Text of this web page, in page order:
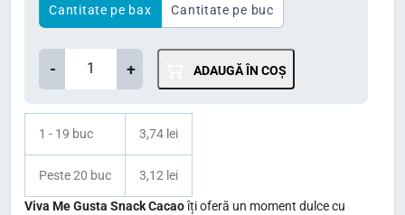
ț
n
ț
i
ț
c
u
e
n
Cantitate pe bax Cantitate pe buc
-
t
i
t
a
+ ADAUGĂ ÎN COȘ
1 - 19 buc 3,74 lei
Peste 20 buc 3,12 lei
Viva Me Gusta Snack Cacaoîți oferă un moment dulce cu